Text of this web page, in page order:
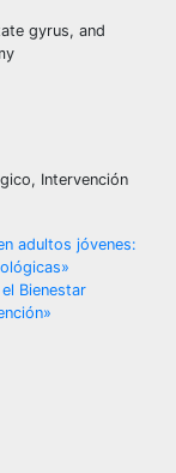
gyrus, and
Intervención
adultos jóvenes:
Bienestar